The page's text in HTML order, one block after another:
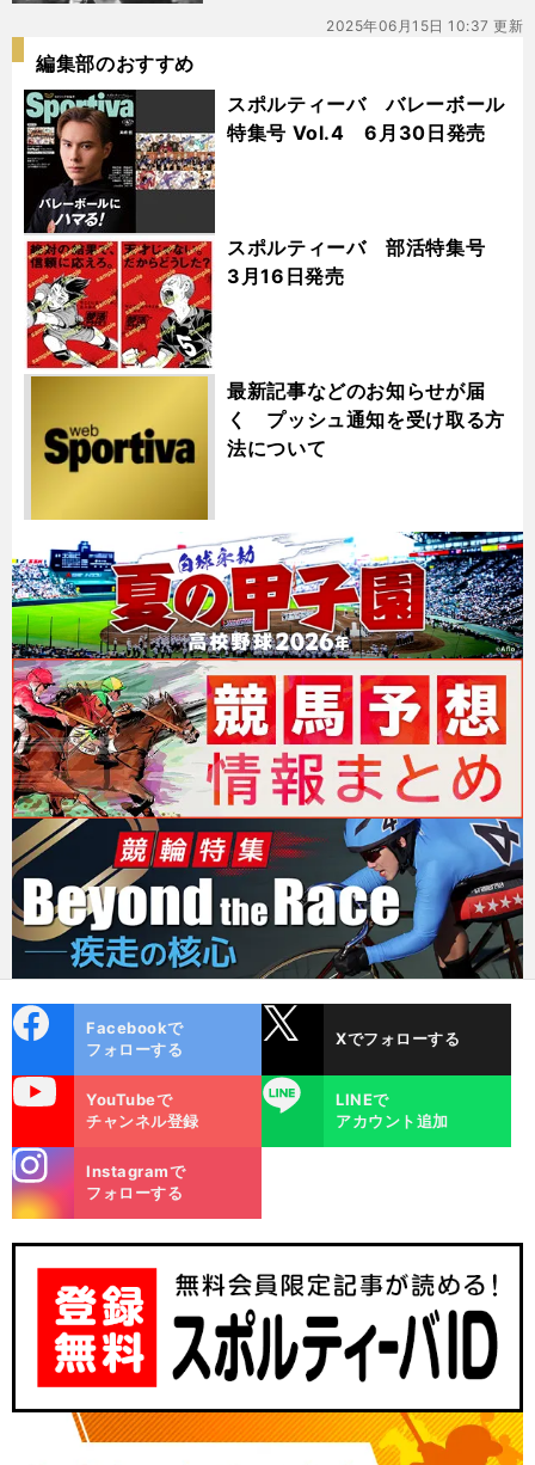
2025年06月15日 10:37 更新
編集部のおすすめ
スポルティーバ バレーボール
特集号 Vol.4 6月30日発売
スポルティーバ 部活特集号
3月16日発売
最新記事などのお知らせが届
く プッシュ通知を受け取る方
法について
ok
Facebookで
フォローする
Xでフォローする
YouTubeで
チャンネル登録
LINE
LINEで
アカウント追加
m
Instagramで
フォローする